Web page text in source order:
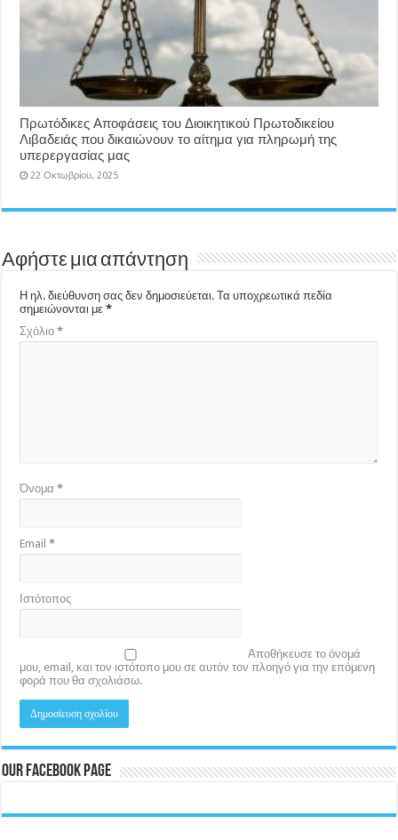
Πρωτόδικες Αποφάσεις του Διοικητικού Πρωτοδικείου
Λιβαδειάς που δικαιώνουν το αίτημα για πληρωμή της
υπερεργασίας μας
22 Οκτωβρίου, 2025
Αφήστε μια απάντηση
Η ηλ. διεύθυνση σας δεν δημοσιεύεται. Τα υποχρεωτικά πεδία
σημειώνονται με*
Σχόλιο*
Όνομα*
Email*
Ιστότοπος
Αποθήκευσε το όνομά
μου, email, και τον ιστότοπο μου σε αυτόν τον πλοηγό για την επόμενη
φορά που θα σχολιάσω.
Our Facebook Page